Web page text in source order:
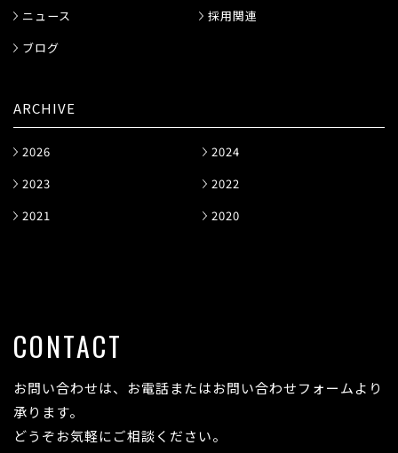
ニュース
採用関連
ブログ
ARCHIVE
2026
2024
2023
2022
2021
2020
CONTACT
お問い合わせは、お電話またはお問い合わせフォームより
承ります。
どうぞお気軽にご相談ください。